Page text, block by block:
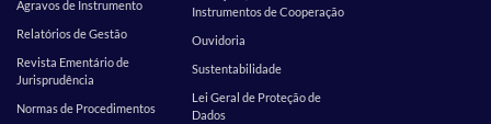
Agravos de Instrumento
Relatórios de Gestão
Revista Ementário de
Jurisprudência
Normas de Procedimentos
Instrumentos de Cooperação
Ouvidoria
Sustentabilidade
Lei Geral de Proteção de
Dados